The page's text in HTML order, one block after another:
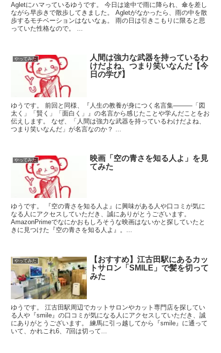
Agletにハマっているゆうです。 今日は途中で雨に降られ、傘を差し
ながら早歩きで散歩してきました。 Agletがなかったら、雨の中を散
歩するモチベーションはないなぁ。 雨の日は引きこもりに限ると思
っていた性格なので。 ...
やってみた
人間は強力な武器を持っているわ
けだよね、つまり笑いなんだ【今
日の学び】
ゆうです。 前回と同様、『人生の教養が身につく名言集―――「図
太く」「賢く」「面白く」』の名言から感じたことや学んだことをお
伝えします。 なぜ、「人間は強力な武器を持っているわけだよね、
つまり笑いなんだ」が名言なのか？ ...
やってみた
映画「空の青さを知る人よ」を見
てみた
ゆうです。 『空の青さを知る人よ』に興味がある人や口コミが気に
なる人にアクセスしていただき、誠にありがとうございます。
AmazonPrimeでなにかおもしろそうな映画はないかと探していたと
きに見つけた『空の青さを知る人よ』。...
やってみた
【おすすめ】江古田駅にあるカッ
トサロン「SMILE」で髪を切って
みた
ゆうです。 江古田駅周辺でカットサロンやカット専門店を探してい
る人や『smile』の口コミが気になる人にアクセスしていただき、誠
にありがとうございます。 練馬に引っ越してから『smile』に通って
いて、かれこれ6、7回は切って...